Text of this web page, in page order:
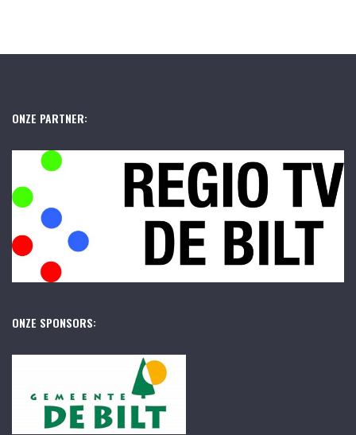
ONZE PARTNER:
ONZE SPONSORS: